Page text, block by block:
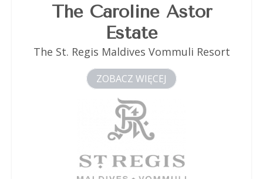
The Caroline Astor
Estate
The St. Regis Maldives Vommuli Resort
ZOBACZ WIĘCEJ